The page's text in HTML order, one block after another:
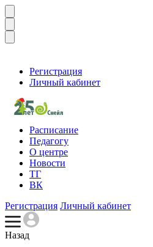
Регистрация
Личный кабинет
Расписание
Педагогу
О центре
Новости
ТГ
ВК
Регистрация Личный кабинет
Назад